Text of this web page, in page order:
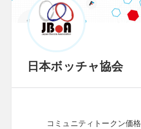
日本ボッチャ協会
コミュニティトークン価格